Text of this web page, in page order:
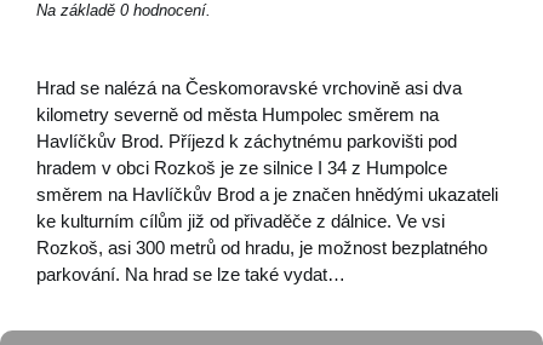
Na základě 0 hodnocení.
Hrad se nalézá na Českomoravské vrchovině asi dva
kilometry severně od města Humpolec směrem na
Havlíčkův Brod. Příjezd k záchytnému parkovišti pod
hradem v obci Rozkoš je ze silnice I 34 z Humpolce
směrem na Havlíčkův Brod a je značen hnědými ukazateli
ke kulturním cílům již od přivaděče z dálnice. Ve vsi
Rozkoš, asi 300 metrů od hradu, je možnost bezplatného
parkování. Na hrad se lze také vydat…